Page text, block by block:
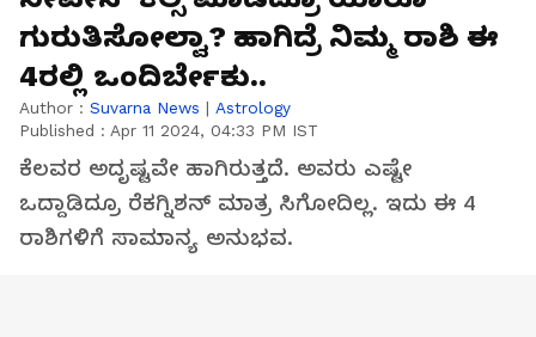
ಗುರುತಿಸೋಲ್ವಾ? ಹಾಗಿದ್ರೆ ನಿಮ್ಮ ರಾಶಿ ಈ
4ರಲ್ಲಿ ಒಂದಿರ್ಬೇಕು..
Author : Suvarna News | Astrology
Published : Apr 11 2024, 04:33 PM IST
ಕೆಲವರ ಅದೃಷ್ಟವೇ ಹಾಗಿರುತ್ತದೆ. ಅವರು ಎಷ್ಟೇ
ಒದ್ದಾಡಿದ್ರೂ ರೆಕಗ್ನಿಶನ್ ಮಾತ್ರ ಸಿಗೋದಿಲ್ಲ. ಇದು ಈ 4
ರಾಶಿಗಳಿಗೆ ಸಾಮಾನ್ಯ ಅನುಭವ.